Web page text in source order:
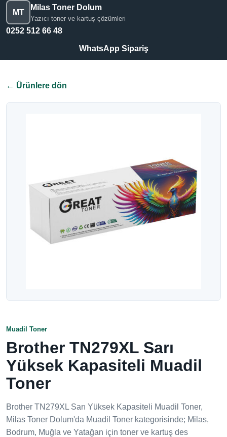
MT
Milas Toner Dolum
Yazıcı toner ve kartuş çözümleri
0252 512 66 48
WhatsApp Sipariş
← Ürünlere dön
Muadil Toner
Brother TN279XL Sarı
Yüksek Kapasiteli Muadil
Toner
Brother TN279XL Sarı Yüksek Kapasiteli Muadil Toner,
Milas Toner Dolum'da Muadil Toner kategorisinde; Milas,
Bodrum, Muğla ve Yatağan için toner ve kartuş des